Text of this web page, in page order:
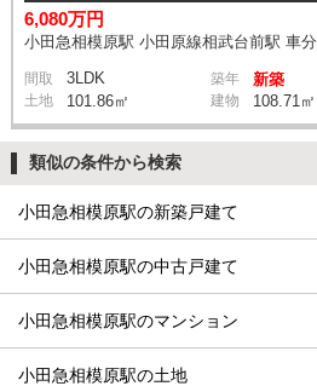
6,080万円
小田急相模原駅 小田原線相武台前駅 車分
間取 3LDK 築年 新築
土地 101.86㎡ 建物 108.71㎡
類似の条件から検索
小田急相模原駅の新築戸建て
小田急相模原駅の中古戸建て
小田急相模原駅のマンション
小田急相模原駅の土地